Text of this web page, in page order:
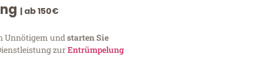
| ab 150€
Unnötigem undstarten Sie
zurEntrümpelung